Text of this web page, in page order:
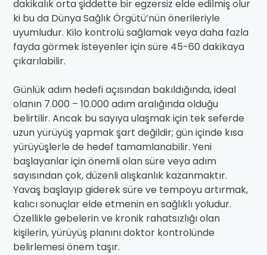
dakikalık orta şiddette bir egzersiz elde edilmiş olur
ki bu da Dünya Sağlık Örgütü’nün önerileriyle
uyumludur. Kilo kontrolü sağlamak veya daha fazla
fayda görmek isteyenler için süre 45-60 dakikaya
çıkarılabilir.
Günlük adım hedefi açısından bakıldığında, ideal
olanın 7.000 – 10.000 adım aralığında olduğu
belirtilir. Ancak bu sayıya ulaşmak için tek seferde
uzun yürüyüş yapmak şart değildir; gün içinde kısa
yürüyüşlerle de hedef tamamlanabilir. Yeni
başlayanlar için önemli olan süre veya adım
sayısından çok, düzenli alışkanlık kazanmaktır.
Yavaş başlayıp giderek süre ve tempoyu artırmak,
kalıcı sonuçlar elde etmenin en sağlıklı yoludur.
Özellikle gebelerin ve kronik rahatsızlığı olan
kişilerin, yürüyüş planını doktor kontrolünde
belirlemesi önem taşır.